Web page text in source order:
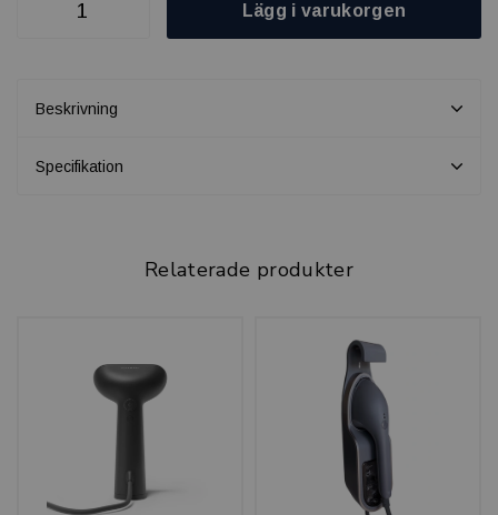
Lägg i varukorgen
Beskrivning
Specifikation
Relaterade produkter